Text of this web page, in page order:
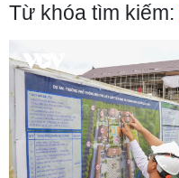
Chính trị
Đảng
Tổ chức nhân sự
Quốc hội
Nhận diện sự thật
Từ khóa tìm kiếm: